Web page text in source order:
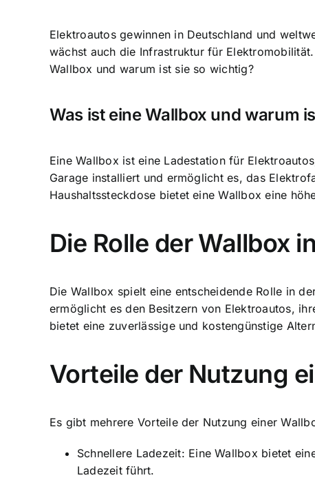
Elektroautos gewinnen in Deutschland und
wächst auch die Infrastruktur für
Wallbox und warum ist sie so wichtig?
Was ist eine Wallbox und warum
EineWallbox ist eine Ladestationfür
Garage installiert und ermöglicht es, das
Haushaltssteckdose bietet eine Wallbox eine
Die Rolle der Wallbox
Die Wallbox spielt eine entscheidende Rolle in
ermöglicht es den Besitzern von Elektroautos,
bietet eine zuverlässige und kostengünstige
Vorteile der Nutzung
Es gibt mehrere Vorteile der Nutzung einer
Schnellere Ladezeit: Eine Wallbox bietet
Ladezeit führt.